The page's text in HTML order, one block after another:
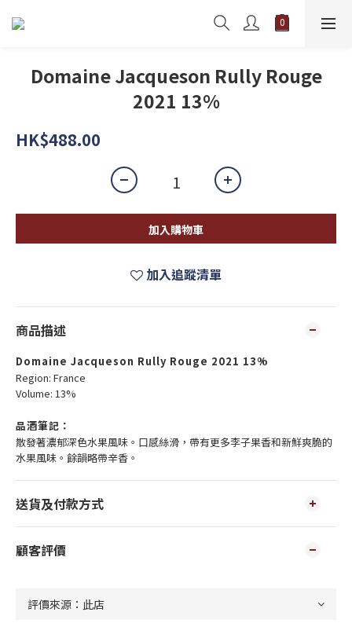
Domaine Jacqueson Rully Rouge
2021 13%
HK$488.00
加入購物車
加入追蹤清單
商品描述
Domaine Jacqueson Rully Rouge 2021 13%
Region: France
Volume: 13%
品酒筆記：
散發著濃郁深色水果風味。口感絲滑，帶有更多李子果香和新鮮爽脆的
水果風味。餘韻略帶辛香。
送貨及付款方式
顧客評價